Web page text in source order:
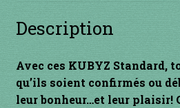
Mon Compte
Description
Avec ces KUBYZ Standard,
qu’ils soient confirmés ou
leur bonheur…et leur plaisir!